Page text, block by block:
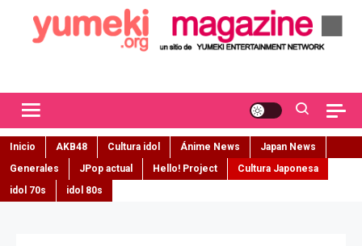
Inicio AKB48 Cultura idol Ánime News
Japan News
Generales
JPop actual Hello! Project
Cultura Japonesa
idol 70s
idol 80s